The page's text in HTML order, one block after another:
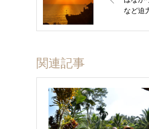
など迫
関連記事